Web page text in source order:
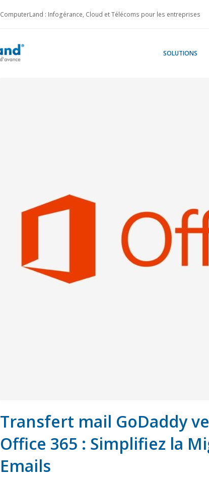
ComputerLand : Infogérance, Cloud et Télécoms pour les entreprises
SOLUTIONS
Transfert mail GoDaddy
Office 365 : Simplifiez la
Emails